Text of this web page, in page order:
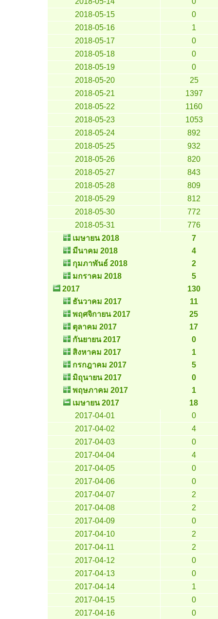
2018-05-15
0
2018-05-16
1
2018-05-17
0
2018-05-18
0
2018-05-19
0
2018-05-20
25
2018-05-21
1397
2018-05-22
1160
2018-05-23
1053
2018-05-24
892
2018-05-25
932
2018-05-26
820
2018-05-27
843
2018-05-28
809
2018-05-29
812
2018-05-30
772
2018-05-31
776
เมษายน 2018
7
มีนาคม 2018
4
กุมภาพันธ์ 2018
2
มกราคม 2018
5
2017
130
ธันวาคม 2017
11
พฤศจิกายน 2017
25
ตุลาคม 2017
17
กันยายน 2017
0
สิงหาคม 2017
1
กรกฎาคม 2017
5
มิถุนายน 2017
0
พฤษภาคม 2017
1
เมษายน 2017
18
2017-04-01
0
2017-04-02
4
2017-04-03
0
2017-04-04
4
2017-04-05
0
2017-04-06
0
2017-04-07
2
2017-04-08
2
2017-04-09
0
2017-04-10
2
2017-04-11
2
2017-04-12
0
2017-04-13
0
2017-04-14
1
2017-04-15
0
2017-04-16
0